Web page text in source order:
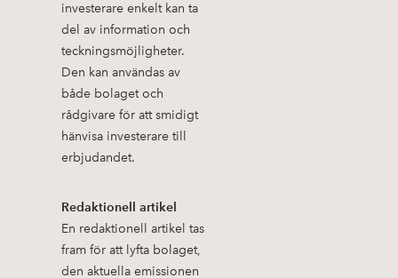
investerare enkelt kan ta
del av information och
teckningsmöjligheter.
Den kan användas av
både bolaget och
rådgivare för att smidigt
hänvisa investerare till
erbjudandet.
Redaktionell artikel
En redaktionell artikel tas
fram för att lyfta bolaget,
den aktuella emissionen